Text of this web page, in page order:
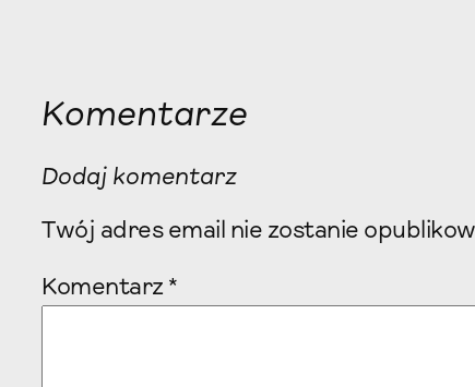
Komentarze
Dodaj komentarz
Twój adres email nie zostanie
Komentarz *